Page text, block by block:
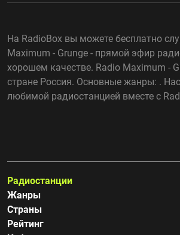
На RadioBox вы можете бесплатно
Maximum - Grunge - прямой эфир
хорошем качестве. Radio Maximum -
стране Россия. Основные жанры: .
любимой радиостанцией вместе с
Радиостанции
Жанры
Страны
Рейтинг